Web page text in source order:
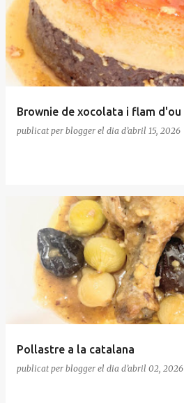
Brownie de xocolata i flam d'ou
publicat per blogger el dia d’abril 15, 2026
Pollastre a la catalana
publicat per blogger el dia d’abril 02, 2026